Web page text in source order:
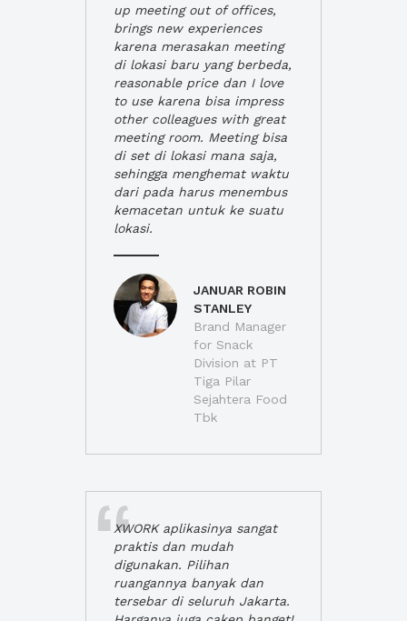
up meeting out of offices,
brings new experiences
karena merasakan meeting
di lokasi baru yang berbeda,
reasonable price dan I love
to use karena bisa impress
other colleagues with great
meeting room. Meeting bisa
di set di lokasi mana saja,
sehingga menghemat waktu
dari pada harus menembus
kemacetan untuk ke suatu
lokasi.
JANUAR ROBIN
STANLEY
Brand Manager
for Snack
Division at PT
Tiga Pilar
Sejahtera Food
Tbk
XWORK aplikasinya sangat
praktis dan mudah
digunakan. Pilihan
ruangannya banyak dan
tersebar di seluruh Jakarta.